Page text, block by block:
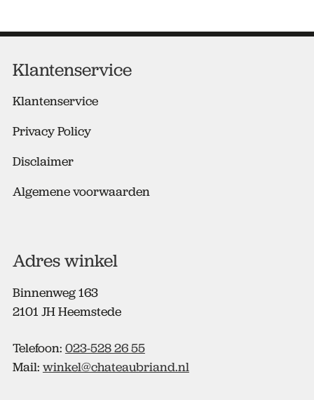
d
s
Klantenservice
Klantenservice
Privacy Policy
Disclaimer
Algemene voorwaarden
Adres winkel
Binnenweg 163
2101 JH Heemstede
Telefoon: 023-528 26 55
Mail: winkel@chateaubriand.nl